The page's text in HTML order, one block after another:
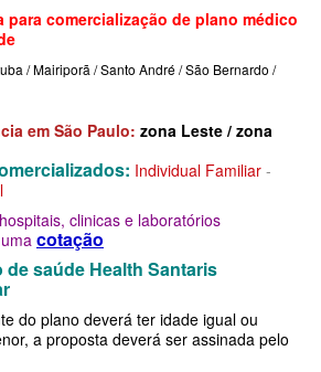
DE SAÚDE EMPRESARIAL
SAÚDE EMPRESARIAL
DE SAÚDE EMPRESARIAL
EMPRESARIAL
DE SAÚDE EMPRESARIAL
DE SAÚDE EMPRESARIAL
EMPRESARIAL
para comercialização de plano médico
/ Mairiporã / Santo André / São Bernardo /
em São Paulo: zona Leste / zona
Individual Familiar -
clinicas e laboratórios
cotação
de saúde Health Santaris
do plano deverá ter idade igual ou
a proposta deverá ser assinada pelo